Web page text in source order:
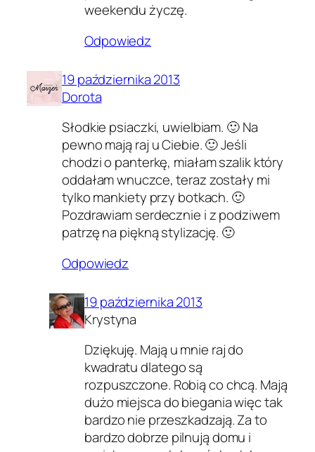
weekendu życzę.
Odpowiedz
19 października 2013
Dorota
Słodkie psiaczki, uwielbiam. 🙂 Na
pewno mają raj u Ciebie. 🙂 Jeśli
chodzi o panterkę, miałam szalik który
oddałam wnuczce, teraz zostały mi
tylko mankiety przy botkach. 🙂
Pozdrawiam serdecznie i z podziwem
patrzę na piękną stylizację. 🙂
Odpowiedz
19 października 2013
Krystyna
Dziękuję. Mają u mnie raj do
kwadratu dlatego są
rozpuszczone. Robią co chcą. Mają
dużo miejsca do biegania więc tak
bardzo nie przeszkadzają. Za to
bardzo dobrze pilnują domu i